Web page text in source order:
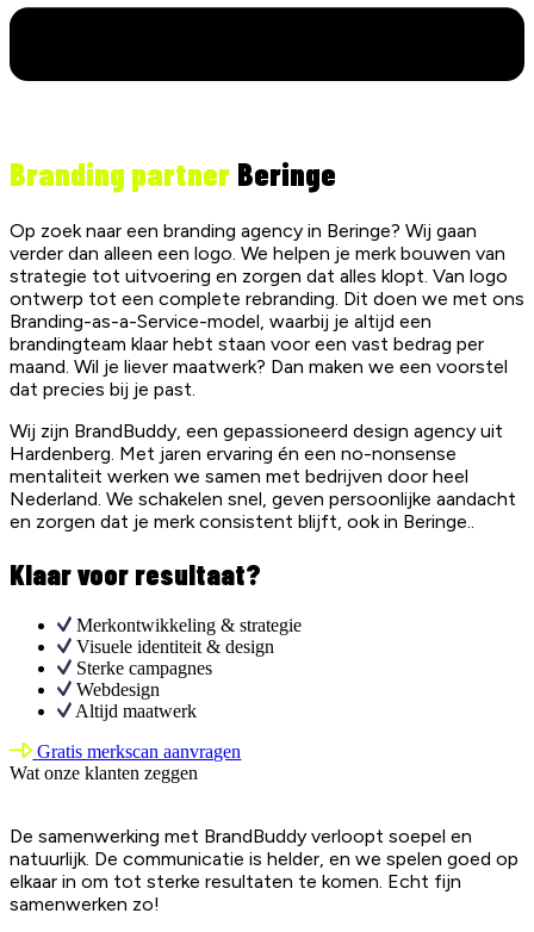
Branding partner Beringe
Op zoek naar een branding agency in Beringe? Wij gaan
verder dan alleen een logo. We helpen je merk bouwen van
strategie tot uitvoering en zorgen dat alles klopt. Van logo
ontwerp tot een complete rebranding. Dit doen we met ons
Branding-as-a-Service-model, waarbij je altijd een
brandingteam klaar hebt staan voor een vast bedrag per
maand. Wil je liever maatwerk? Dan maken we een voorstel
dat precies bij je past.
Wij zijn BrandBuddy, een gepassioneerd design agency uit
Hardenberg. Met jaren ervaring én een no-nonsense
mentaliteit werken we samen met bedrijven door heel
Nederland. We schakelen snel, geven persoonlijke aandacht
en zorgen dat je merk consistent blijft, ook in Beringe..
Klaar voor resultaat?
Merkontwikkeling & strategie
Visuele identiteit & design
Sterke campagnes
Webdesign
Altijd maatwerk
Gratis merkscan aanvragen
Wat onze klanten zeggen
De samenwerking met BrandBuddy verloopt soepel en
natuurlijk. De communicatie is helder, en we spelen goed op
elkaar in om tot sterke resultaten te komen. Echt fijn
samenwerken zo!